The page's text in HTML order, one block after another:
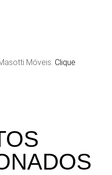
Móveis. Clique